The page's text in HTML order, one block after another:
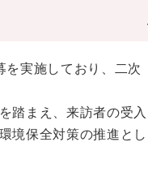
を実施しており、二次
踏まえ、来訪者の受入
境保全対策の推進とし